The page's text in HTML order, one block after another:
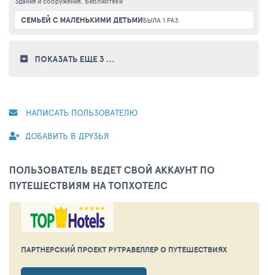
СЕМЬЕЙ С МАЛЕНЬКИМИ ДЕТЬМИБЫЛА 1 РАЗ
ПОКАЗАТЬ ЕЩЕ 3 ...
НАПИСАТЬ ПОЛЬЗОВАТЕЛЮ
ДОБАВИТЬ В ДРУЗЬЯ
ПОЛЬЗОВАТЕЛЬ ВЕДЕТ СВОЙ АККАУНТ ПО
ПУТЕШЕСТВИЯМ НА ТОПХОТЕЛС
ПАРТНЕРСКИЙ ПРОЕКТ РУТРАВЕЛЛЕРО ПУТЕШЕСТВИЯХ